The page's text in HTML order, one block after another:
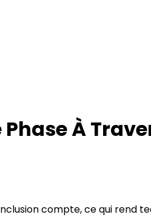
À
compte, ce qui rend